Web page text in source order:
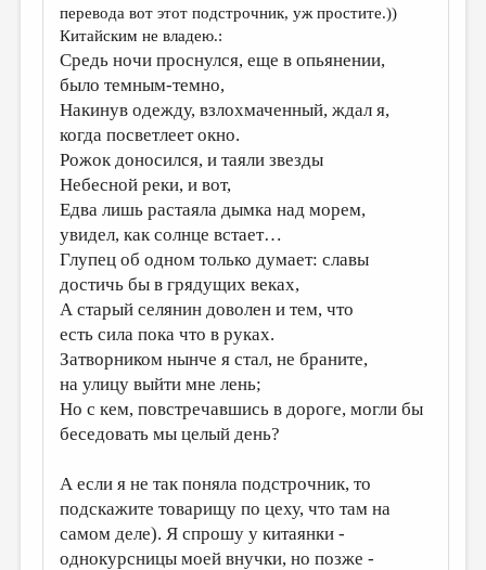
перевода вот этот подстрочник, уж простите.))
Китайским не владею.:
Средь ночи проснулся, еще в опьянении,
было темным-темно,
Накинув одежду, взлохмаченный, ждал я,
когда посветлеет окно.
Рожок доносился, и таяли звезды
Небесной реки, и вот,
Едва лишь растаяла дымка над морем,
увидел, как солнце встает…
Глупец об одном только думает: славы
достичь бы в грядущих веках,
А старый селянин доволен и тем, что
есть сила пока что в руках.
Затворником нынче я стал, не браните,
на улицу выйти мне лень;
Но с кем, повстречавшись в дороге, могли бы
беседовать мы целый день?
А если я не так поняла подстрочник, то
подскажите товарищу по цеху, что там на
самом деле). Я спрошу у китаянки -
однокурсницы моей внучки, но позже -